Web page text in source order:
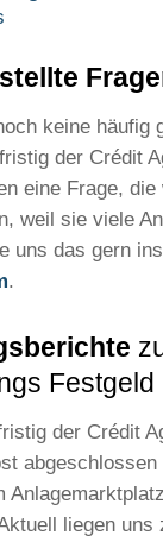
keine häufig
der Crédit
eine Frage,
weil sie viele
uns das gern ins
.
Festgeld
der Crédit
liegen uns